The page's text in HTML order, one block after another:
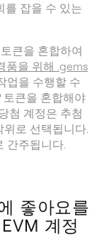
를 잡을 수 있는
큰을 혼합하여
품을 위해 .gems
업을 수행할 수
토큰을 혼합해야
첨 계정은 추첨
로 선택됩니다.
간주됩니다.
좋아요를
계정